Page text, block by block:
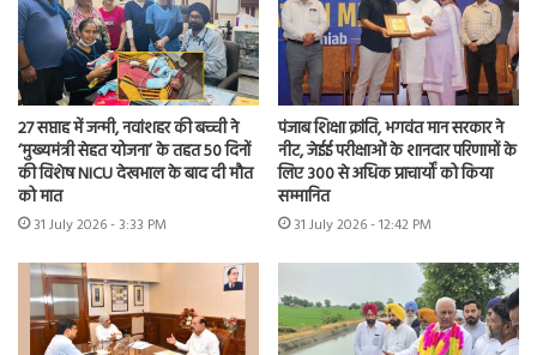
27 सप्ताह में जन्मी, नवांशहर की बच्ची ने
‘मुख्यमंत्री सेहत योजना’ के तहत 50 दिनों
की विशेष NICU देखभाल के बाद दी मौत
को मात
31 July 2026 - 3:33 PM
पंजाब शिक्षा क्रांति, भगवंत मान सरकार ने
नीट, जेईई परीक्षाओं के शानदार परिणामों के
लिए 300 से अधिक प्राचार्यों को किया
सम्मानित
31 July 2026 - 12:42 PM